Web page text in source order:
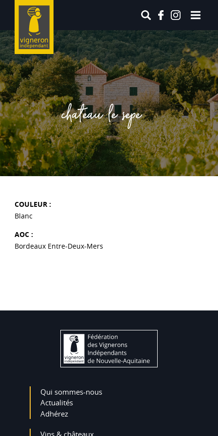
chateau le sepe
COULEUR :
Blanc
AOC :
Bordeaux Entre-Deux-Mers
Qui sommes-nous
Actualités
Adhérez